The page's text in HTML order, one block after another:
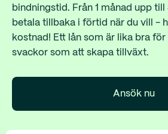
bindningstid. Från 1 månad upp
betala tillbaka i förtid när du vill -
kostnad! Ett lån som är lika bra
svackor som att skapa tillväxt.
Ansök nu